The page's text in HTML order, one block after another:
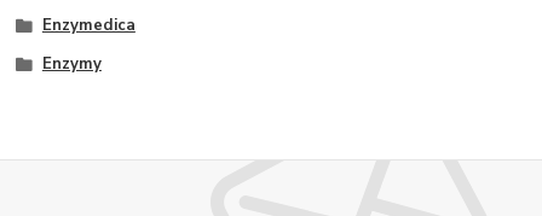
Enzymedica
Enzymy